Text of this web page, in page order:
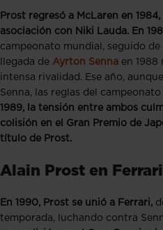
Prost regresó a McLaren en
asociación con Niki Lauda. En
campeonato mundial, seguido
llegada de Ayrton Senna en 1988
intensa rivalidad. Ese año,
Senna, las reglas del
1989, la tensión entre ambos
colisión en el Gran Premio de
título de Prost.
Alain Prost en Ferrari
En 1990, Prost se unió a Ferrari,
temporada, luchando contra